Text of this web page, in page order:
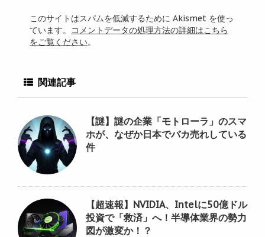
このサイトはスパムを低減するために Akismet を使っ
ています。
コメントデータの処理方法の詳細はこちら
をご覧ください。
関連記事
【謎】謎の企業「モトローラ」のスマ
ホが、なぜか日本でバカ売れしている
件
【超速報】NVIDIA、Intelに50億ドル
投資で「救済」へ！半導体業界の勢力
図が激変か！？